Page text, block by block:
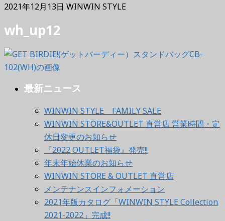
2021年12月13日 WINWIN STYLE
wh_up12
最新ニュース
WINWIN STYLE FAMILY SALE
WINWIN STORE&OUTLET 直営店 営業時間・定
休日変更のお知らせ
『2022 OUTLET福袋』発売!!
年末年始休業のお知らせ
WINWIN STORE & OUTLET 直営店
メンテナンスインフォメーション
2021年版カタログ「WINWIN STYLE Collection
2021-2022」完成!!